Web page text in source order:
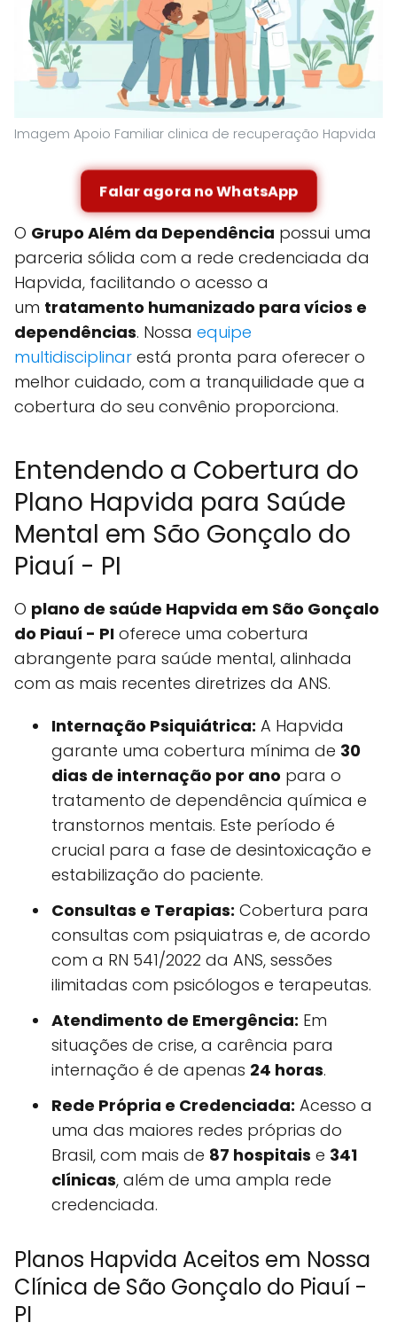
Imagem Apoio Familiar clinica de recuperação Hapvida
Falar agora no WhatsApp
O Grupo Além da Dependência possui uma
parceria sólida com a rede credenciada da
Hapvida, facilitando o acesso a
um tratamento humanizado para vícios e
dependências. Nossa equipe
multidisciplinar está pronta para oferecer o
melhor cuidado, com a tranquilidade que a
cobertura do seu convênio proporciona.
Entendendo a Cobertura do
Plano Hapvida para Saúde
Mental em São Gonçalo do
Piauí - PI
O plano de saúde Hapvida em São Gonçalo
do Piauí - PI oferece uma cobertura
abrangente para saúde mental, alinhada
com as mais recentes diretrizes da ANS.
Internação Psiquiátrica: A Hapvida
garante uma cobertura mínima de 30
dias de internação por ano para o
tratamento de dependência química e
transtornos mentais. Este período é
crucial para a fase de desintoxicação e
estabilização do paciente.
Consultas e Terapias: Cobertura para
consultas com psiquiatras e, de acordo
com a RN 541/2022 da ANS, sessões
ilimitadas com psicólogos e terapeutas.
Atendimento de Emergência: Em
situações de crise, a carência para
internação é de apenas 24 horas.
Rede Própria e Credenciada: Acesso a
uma das maiores redes próprias do
Brasil, com mais de 87 hospitais e 341
clínicas, além de uma ampla rede
credenciada.
Planos Hapvida Aceitos em Nossa
Clínica de São Gonçalo do Piauí -
PI